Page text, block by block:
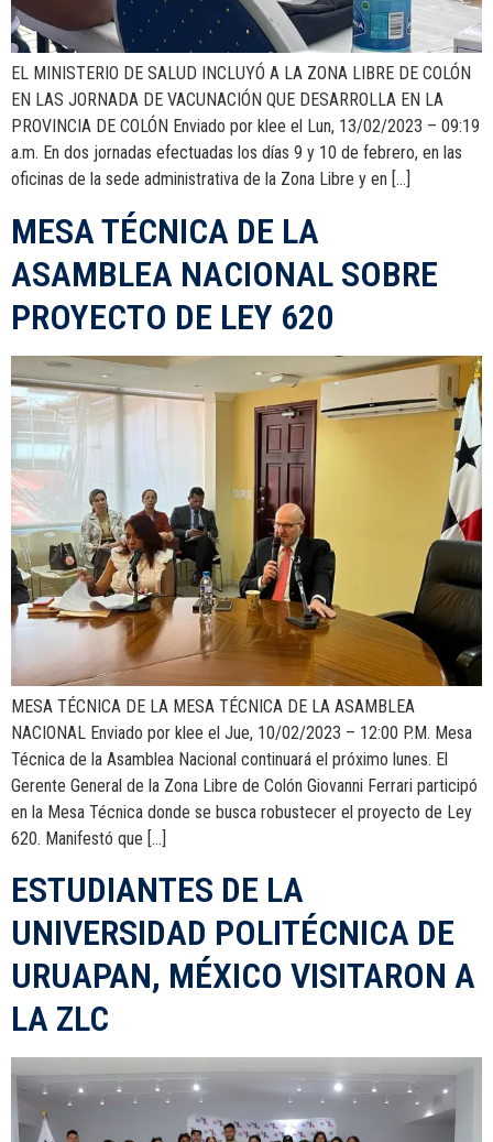
EL MINISTERIO DE SALUD INCLUYÓ A LA ZONA LIBRE DE COLÓN
EN LAS JORNADA DE VACUNACIÓN QUE DESARROLLA EN LA
PROVINCIA DE COLÓN Enviado por klee el Lun, 13/02/2023 – 09:19
a.m. En dos jornadas efectuadas los días 9 y 10 de febrero, en las
oficinas de la sede administrativa de la Zona Libre y en […]
MESA TÉCNICA DE LA
ASAMBLEA NACIONAL SOBRE
PROYECTO DE LEY 620
MESA TÉCNICA DE LA MESA TÉCNICA DE LA ASAMBLEA
NACIONAL Enviado por klee el Jue, 10/02/2023 – 12:00 P.M. Mesa
Técnica de la Asamblea Nacional continuará el próximo lunes. El
Gerente General de la Zona Libre de Colón Giovanni Ferrari participó
en la Mesa Técnica donde se busca robustecer el proyecto de Ley
620. Manifestó que […]
ESTUDIANTES DE LA
UNIVERSIDAD POLITÉCNICA DE
URUAPAN, MÉXICO VISITARON A
LA ZLC